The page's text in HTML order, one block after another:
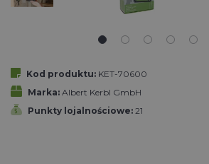
Kod produktu: KET-70600
Marka: Albert Kerbl GmbH
Punkty lojalnościowe: 21